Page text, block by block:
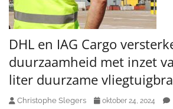
DHL en IAG Cargo
duurzaamheid met inzet
liter duurzame
Christophe Slegers oktober 24, 2024